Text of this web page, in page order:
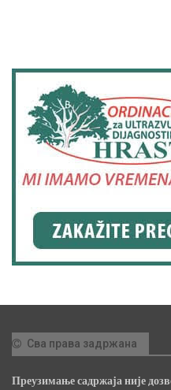
Сва права задржана
Преузимање садржаја није